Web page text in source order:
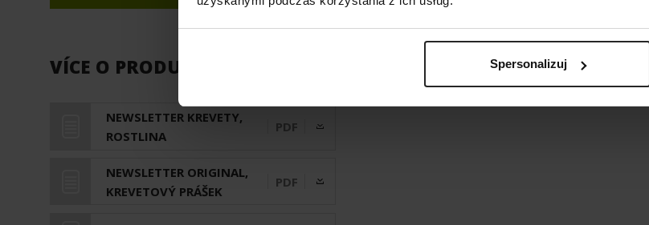
Spersonalizuj
VÍCE O PRODUKTU
NEWSLETTER KREVETY,
ROSTLINA
PDF
NEWSLETTER ORIGINAL,
KREVETOVÝ PRÁŠEK
PDF